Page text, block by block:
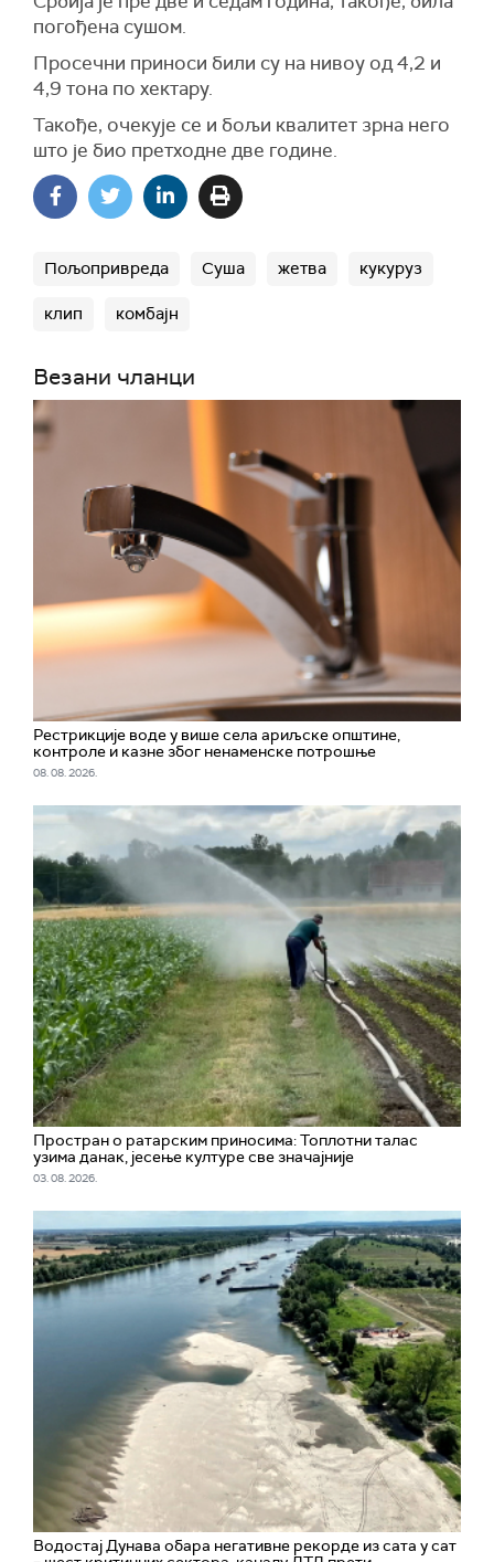
погођена сушом.
Просечни приноси били су на нивоу од 4,2 и
4,9 тона по хектару.
Такође, очекује се и бољи квалитет зрна него
што је био претходне две године.
Пољопривреда Суша жетва кукуруз
клип комбајн
Везани чланци
Рестрикције воде у више села ариљске општине,
контроле и казне због ненаменске потрошње
08. 08. 2026.
Простран о ратарским приносима: Топлотни талас
узима данак, јесење културе све значајније
03. 08. 2026.
Водостај Дунава обара негативне рекорде из сата у сат